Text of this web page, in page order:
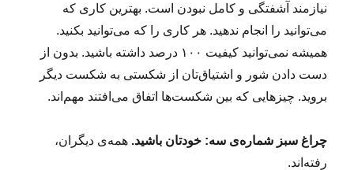
نیازمند آشفتگی و کامل نبودن است. بهترین کاری که
می‌توانید را انجام ندهید. هر کاری را که می‌توانید بکنید.
همیشه نمی‌توانید کیفیت ۱۰۰ درصد داشته باشید. بدون از
دست دادن شور و اشتیاق‌تان از شکستی به شکست دیگر
بروید. چیزهایی که بین شکست‌ها اتفاق می‌افتند مهم‌اند.
چراغ سبز شماره‌ی سه: خودتان باشید. همه‌ی دیگران،
رفته‌اند.